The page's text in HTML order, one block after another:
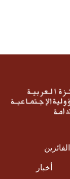
الفائزين
أخبار